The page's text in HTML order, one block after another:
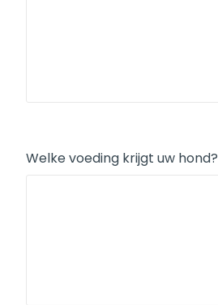
Welke voeding krijgt uw hond?